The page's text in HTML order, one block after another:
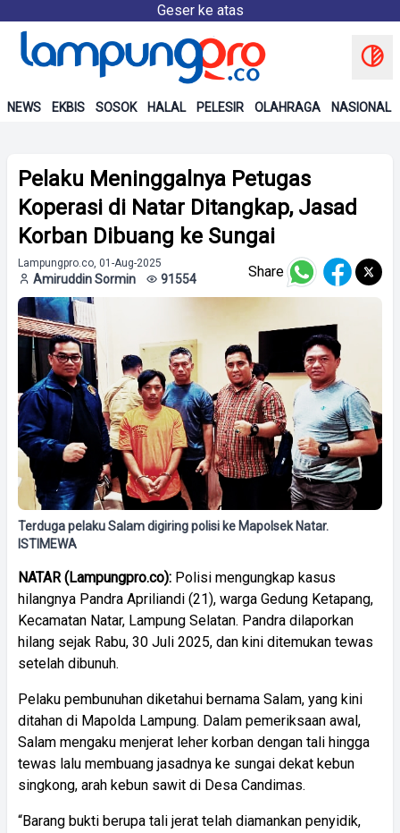
Geser ke atas
NEWS EKBIS SOSOK HALAL PELESIR OLAHRAGA NASIONAL
Pelaku Meninggalnya Petugas
Koperasi di Natar Ditangkap, Jasad
Korban Dibuang ke Sungai
Lampungpro.co, 01-Aug-2025
Amiruddin Sormin 91554 Share
Terduga pelaku Salam digiring polisi ke Mapolsek Natar.
ISTIMEWA
NATAR (Lampungpro.co): Polisi mengungkap kasus
hilangnya Pandra Apriliandi (21), warga Gedung Ketapang,
Kecamatan Natar, Lampung Selatan. Pandra dilaporkan
hilang sejak Rabu, 30 Juli 2025, dan kini ditemukan tewas
setelah dibunuh.
Pelaku pembunuhan diketahui bernama Salam, yang kini
ditahan di Mapolda Lampung. Dalam pemeriksaan awal,
Salam mengaku menjerat leher korban dengan tali hingga
tewas lalu membuang jasadnya ke sungai dekat kebun
singkong, arah kebun sawit di Desa Candimas.
“Barang bukti berupa tali jerat telah diamankan penyidik,